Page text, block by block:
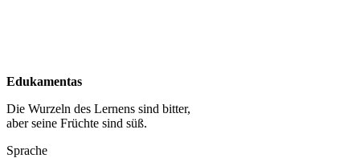
Edukamentas
Die Wurzeln des Lernens sind bitter,
aber seine Früchte sind süß.
Sprache